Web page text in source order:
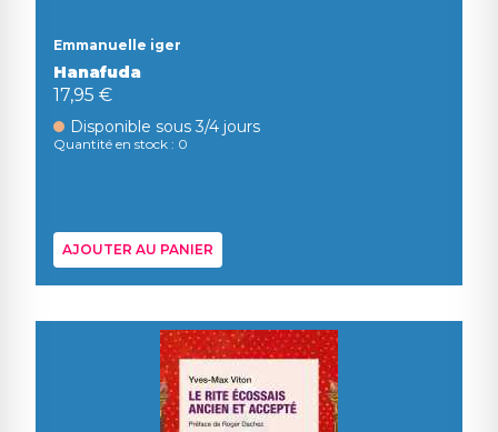
Emmanuelle iger
Hanafuda
17,95 €
Disponible sous 3/4 jours
Quantité en stock : 0
AJOUTER AU PANIER